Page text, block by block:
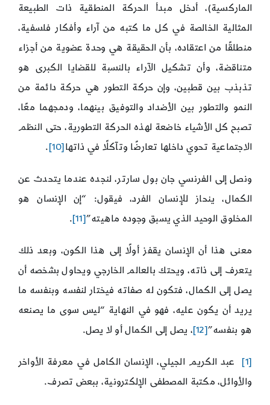
الماركسية)، أدخل مبدأ الحركة المنطقية ذات الطبيعة
المثالية الخالصة في كل ما كتبه من آراء وأفكار فلسفية،
منطلقًا من اعتقاده، بأن الحقيقة هي وحدة عضوية من أجزاء
متناقضة، وأن تشكيل الآراء بالنسبة للقضايا الكبرى هو
تذبذب بين قطبين، وإن حركة التطور هي حركة دائمة من
النمو والتطور بين الأضداد والتوفيق بينهما، ودمجهما معًا،
تصبح كل الأشياء خاضعة لهذه الحركة التطورية، حتى النظم
الاجتماعية تحوي داخلها تعارضًا وتآكلًا في ذاتها [10]
.
ونصل إلى الفرنسي جان بول سارتر، لنجده عندما يتحدث عن
الكمال، ينحاز للإنسان الفرد، فيقول: “إن الإنسان هو
المخلوق الوحيد الذي يسبق وجوده ماهيته”[11]
.
معنى هذا أن الإنسان يقفز أولًا إلى هذا الكون، وبعد ذلك
يتعرف إلى ذاته، ويحتك بالعالم الخارجي ويحاول بشخصه أن
يصل إلى الكمال، فتكون له صفاته فيختار لنفسه وبنفسه ما
يريد أن يكون عليه، فهو في النهاية “ليس سوى ما يصنعه
هو بنفسه”[12] ، يصل إلى الكمال أو لا يصل.
[1]
عبد الكريم الجيلي، الإنسان الكامل في معرفة الأواخر
والأوائل، مكتبة المصطفى الإلكترونية، ببعض تصرف.